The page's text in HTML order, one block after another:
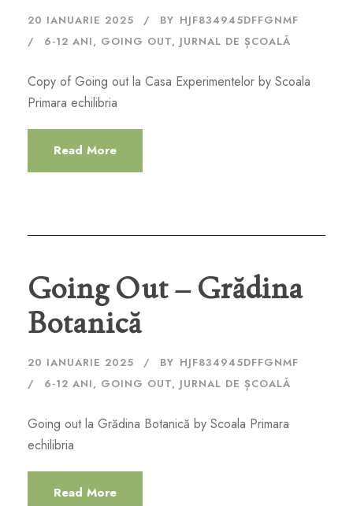
20 IANUARIE 2025 BY HJF834945DFFGNMF
6-12 ANI, GOING OUT, JURNAL DE ȘCOALĂ
Copy of Going out la Casa Experimentelor by Scoala
Primara echilibria
Read More
Going Out – Grădina
Botanică
20 IANUARIE 2025 BY HJF834945DFFGNMF
6-12 ANI, GOING OUT, JURNAL DE ȘCOALĂ
Going out la Grădina Botanică by Scoala Primara
echilibria
Read More